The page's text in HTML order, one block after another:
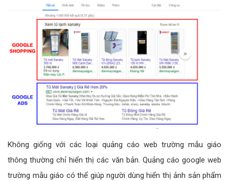
Không giống với các loại quảng cáo web trường mẫu giáo
thông thường chỉ hiển thị các văn bản. Quảng cáo google web
trường mẫu giáo có thể giúp người dùng hiển thị ảnh sản phẩm